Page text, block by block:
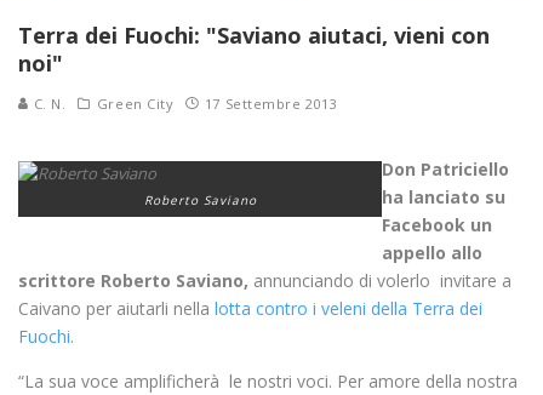
Terra dei Fuochi: "Saviano aiutaci, vieni con
noi"
C. N. Green City 17 Settembre 2013
Roberto Saviano
Don Patriciello
ha lanciato su
Facebook un
appello allo
scrittore Roberto Saviano, annunciando di volerlo invitare a
Caivano per aiutarli nella lotta contro i veleni della Terra dei
Fuochi.
“La sua voce amplificherà le nostri voci. Per amore della nostra